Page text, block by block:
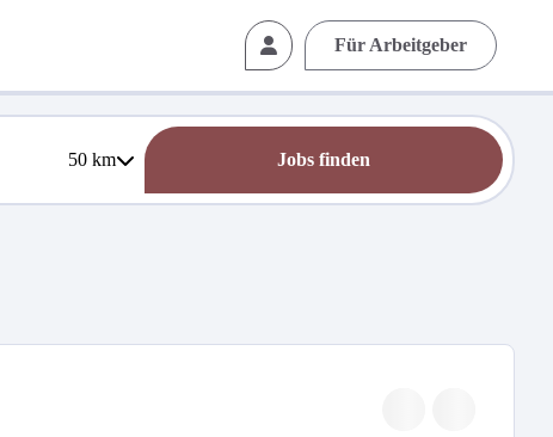
Für Arbeitgeber
50km Jobs finden